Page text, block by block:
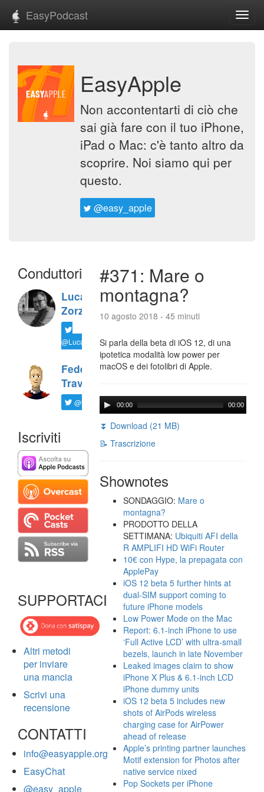
EasyPodcast
EasyApple
Non accontentarti di ciò che
sai già fare con il tuo iPhone,
iPad o Mac: c'è tanto altro da
scoprire. Noi siamo qui per
questo.
@easy_apple
Conduttori
Luca
Zorzi
@LucaTNT
Federico
Travaini
@ftrava
Iscriviti
SUPPORTACI
Altri metodi
per inviare
una mancia
Scrivi una
recensione
CONTATTI
info@easyapple.org
EasyChat
@easy_apple
#371: Mare o
montagna?
10 agosto 2018 - 45 minuti
Si parla della beta di iOS 12, di una
ipotetica modalità low power per
macOS e dei fotolibri di Apple.
00:00 00:00
⏬ Download (21 MB)
📝 Trascrizione
Shownotes
SONDAGGIO: Mare o
montagna?
PRODOTTO DELLA
SETTIMANA: Ubiquiti AFI della
R AMPLIFI HD WiFi Router
10€ con Hype, la prepagata con
ApplePay
iOS 12 beta 5 further hints at
dual-SIM support coming to
future iPhone models
Low Power Mode on the Mac
Report: 6.1-inch iPhone to use
‘Full Active LCD’ with ultra-small
bezels, launch in late November
Leaked images claim to show
iPhone X Plus & 6.1-inch LCD
iPhone dummy units
iOS 12 beta 5 includes new
shots of AirPods wireless
charging case for AirPower
ahead of release
Apple’s printing partner launches
Motif extension for Photos after
native service nixed
Pop Sockets per iPhone